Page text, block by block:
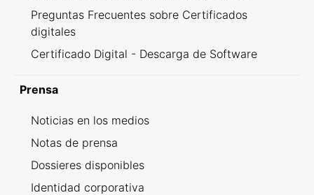
Preguntas Frecuentes sobre Certificados
digitales
Certificado Digital - Descarga de Software
Prensa
Noticias en los medios
Notas de prensa
Dossieres disponibles
Identidad corporativa